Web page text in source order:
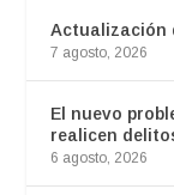
Actualización
7 agosto, 2026
El nuevo
realicen
6 agosto, 2026